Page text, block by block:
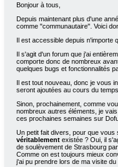
Bonjour à tous,
Depuis maintenant plus d'une
comme "communautaire". Voici
Il est accessible depuis n'importe
Il s'agit d'un forum que j'ai
comporte donc de nombreux
quelques bugs et fonctionnalités
Il est tout nouveau, donc je vous
seront ajoutées au cours du
Sinon, prochainement, comme
nombreux autres éléments, je
ces prochaines semaines sur
Un petit fait divers, pour que vous
véritablement existée ? Oui, il
de soulèvement de Strasbourg
Comme on est toujours mieux
j'ai pu prendre lors de ma visite